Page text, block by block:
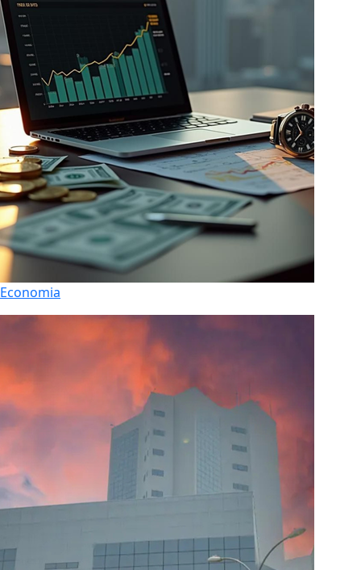
Economia